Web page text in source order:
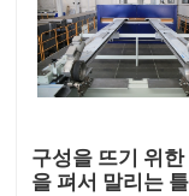
직물 건조 기계
직물 완성 가공
구성을 뜨기 위한
을 펴서 말리는